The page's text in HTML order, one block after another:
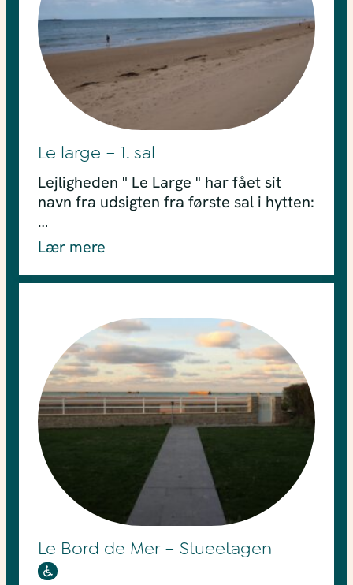
Le large – 1. sal
Lejligheden " Le Large " har fået sit
navn fra udsigten fra første sal i hytten:
…
Lær mere
Le Bord de Mer – Stueetagen